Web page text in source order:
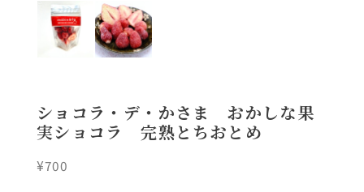
ショコラ・デ・かさま おかしな果
実ショコラ 完熟とちおとめ
¥700